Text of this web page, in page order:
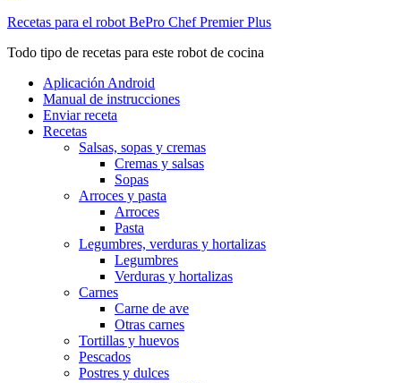
contenido
Recetas para el robot BePro Chef Premier Plus
Todo tipo de recetas para este robot de cocina
Aplicación Android
Manual de instrucciones
Enviar receta
Recetas
Salsas, sopas y cremas
Cremas y salsas
Sopas
Arroces y pasta
Arroces
Pasta
Legumbres, verduras y hortalizas
Legumbres
Verduras y hortalizas
Carnes
Carne de ave
Otras carnes
Tortillas y huevos
Pescados
Postres y dulces